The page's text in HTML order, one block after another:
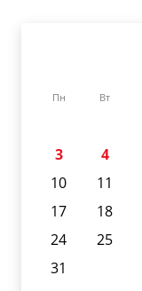
Пн Вт
3
4
10
11
17
18
24
25
31